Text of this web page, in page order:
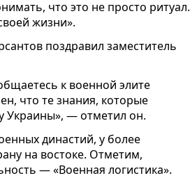
что это не просто ритуал.
жизни».
поздравил заместитель
к военной элите
что те знания, которые
Украины», — отметил он.
династий, у более
на востоке. Отметим,
— «Военная логистика».